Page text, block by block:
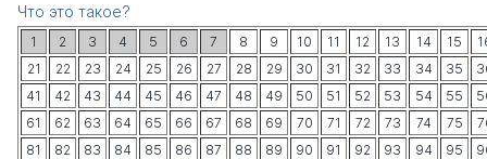
Что это такое?
1 2 3 4 5 6 7 8 9 10 11 12 13 14 15
21
22 23 24 25 26 27 28 29 30 31 32 33 34 35
41
42 43 44 45 46 47 48 49 50 51 52 53 54 55
61
62 63 64 65 66 67 68 69 70 71 72 73 74 75
81
82 83 84 85 86 87 88 89 90 91 92 93 94 95